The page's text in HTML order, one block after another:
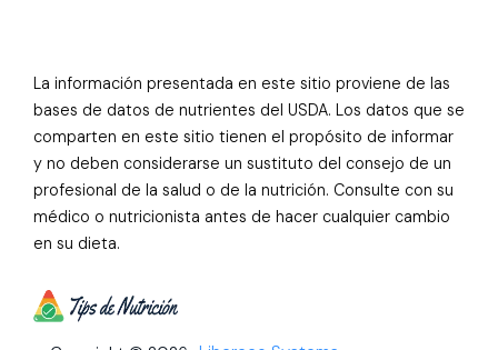
La información presentada en este sitio proviene de las
bases de datos de nutrientes del USDA. Los datos que se
comparten en este sitio tienen el propósito de informar
y no deben considerarse un sustituto del consejo de un
profesional de la salud o de la nutrición. Consulte con su
médico o nutricionista antes de hacer cualquier cambio
en su dieta.